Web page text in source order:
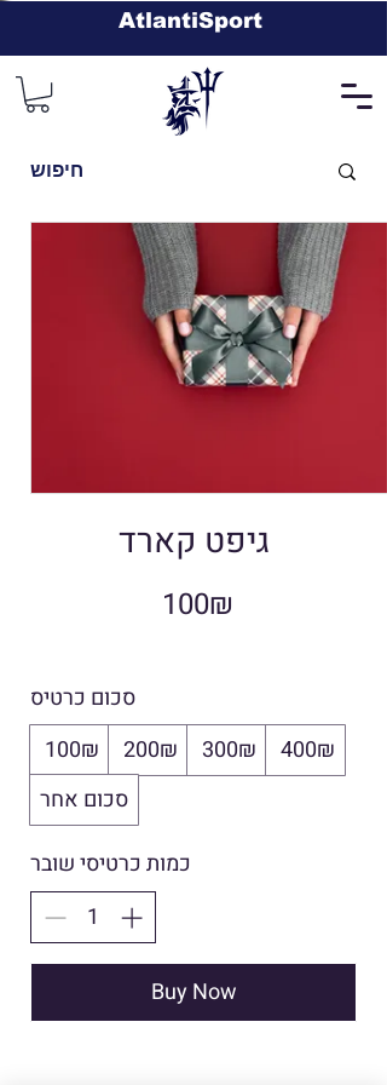
AtlantiSport
גיפט קארד
‏100 ‏₪
סכום כרטיס
‏100 ‏₪
‏200 ‏₪ ‏300 ‏₪
‏400 ‏₪
סכום אחר
כמות כרטיסי שובר
Buy Now